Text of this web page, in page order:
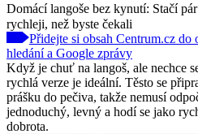
Domácí langoše bez kynutí: Stačí
rychleji, než byste čekali
Přidejte si obsah Centrum.cz
hledání a Google zprávy
Když je chuť na langoš, ale nechce
rychlá verze je ideální. Těsto se
prášku do pečiva, takže nemusí
jednoduchý, levný a hodí se jako
dobrota.